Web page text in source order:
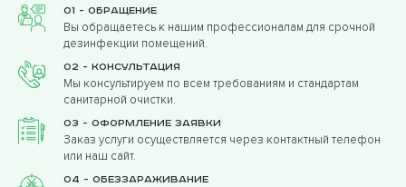
01 - Обращение
Вы обращаетесь к нашим профессионалам для срочной
дезинфекции помещений.
02 - Консультация
Мы консультируем по всем требованиям и стандартам
санитарной очистки.
03 - Оформление заявки
Заказ услуги осуществляется через контактный телефон
или наш сайт.
04 - Обеззараживание